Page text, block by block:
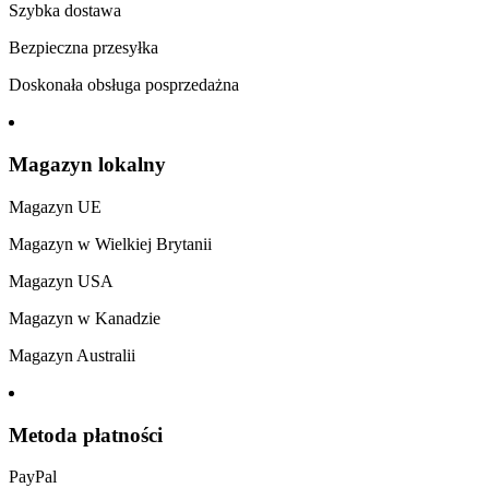
Szybka dostawa
Bezpieczna przesyłka
Doskonała obsługa posprzedażna
Magazyn lokalny
Magazyn UE
Magazyn w Wielkiej Brytanii
Magazyn USA
Magazyn w Kanadzie
Magazyn Australii
Metoda płatności
PayPal